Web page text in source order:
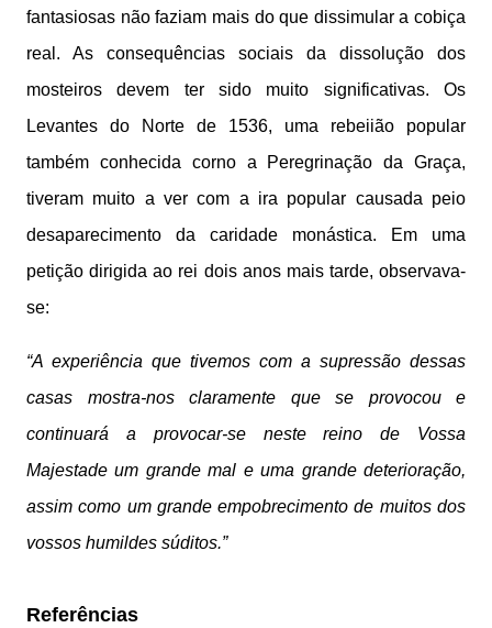
fantasiosas não faziam mais do que dissimular a cobiça
real. As consequências sociais da dissolução dos
mosteiros devem ter sido muito significativas. Os
Levantes do Norte de 1536, uma rebeiião popular
também conhecida corno a Peregrinação da Graça,
tiveram muito a ver com a ira popular causada peio
desaparecimento da caridade monástica. Em uma
petição dirigida ao rei dois anos mais tarde, observava-
se:
“A experiência que tivemos com a supressão dessas
casas mostra-nos claramente que se provocou e
continuará a provocar-se neste reino de Vossa
Majestade um grande mal e uma grande deterioração,
assim como um grande empobrecimento de muitos dos
vossos humildes súditos.”
Referências